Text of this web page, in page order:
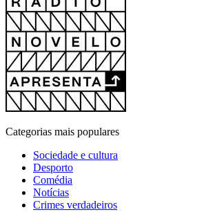
Categorias mais populares
Sociedade e cultura
Desporto
Comédia
Notícias
Crimes verdadeiros